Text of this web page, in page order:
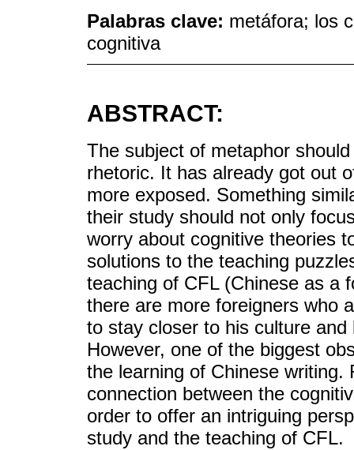
Palabras clave: metáfora; los
cognitiva
ABSTRACT:
The subject of metaphor
rhetoric. It has already got out
more exposed. Something
their study should not only
worry about cognitive theories
solutions to the teaching
teaching of CFL (Chinese as a
there are more foreigners who
to stay closer to his culture
However, one of the biggest
the learning of Chinese
connection between the
order to offer an intriguing
study and the teaching of CFL.